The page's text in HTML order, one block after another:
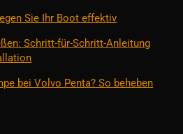
Sie Ihr Boot effektiv
Schritt-für-Schritt-Anleitung
bei Volvo Penta? So beheben